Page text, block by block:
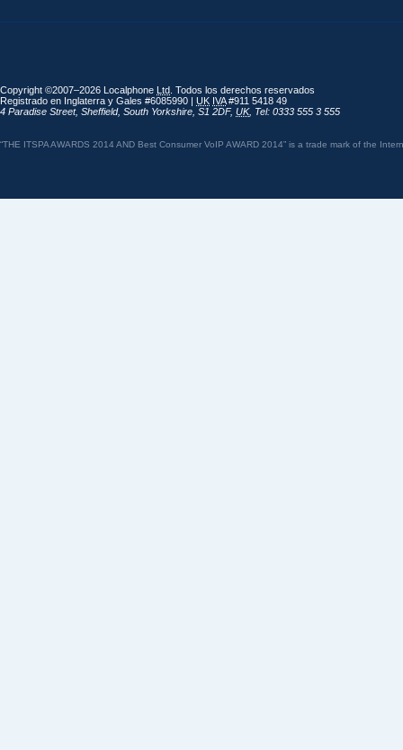
Copyright ©2007–2026 Localphone Ltd . Todos los derechos reservados
Registrado en Inglaterra y Gales #6085990 | UK IVA#911 5418 49
4 Paradise Street, Sheffield, South Yorkshire S1 2DF, UK, Tel: 0333 555 3 555
“THE ITSPA AWARDS 2014 AND Best Consumer VoIP AWARD 2014” is a trade mark of the